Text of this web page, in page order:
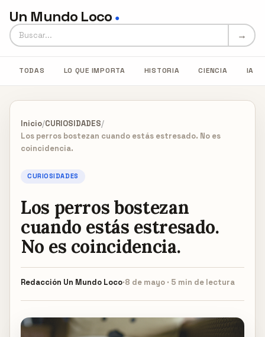
Un Mundo Loco ●
Buscar en Un Mundo Loco →
TODAS LO QUE IMPORTA HISTORIA CIENCIA IA
Inicio/CURIOSIDADES/
Los perros bostezan cuando estás estresado. No es
coincidencia.
CURIOSIDADES
Los perros bostezan
cuando estás estresado.
No es coincidencia.
Redacción Un Mundo Loco·8 de mayo · 5 min de lectura